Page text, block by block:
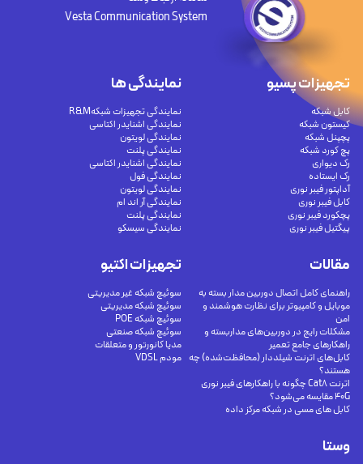
Vesta Communication System
وستا
تجهیزات پسیو
کابل شبکه
کیستون شبکه
پچپنل شبکه
پچ کورد شبکه
رک دیواری
رک ایستاده
آداپتور فیبر نوری
کابل فیبر نوری
پچکورد فیبر نوری
پیگتیل فیبر نوری
تجهیزات اکتیو
سوئیچ شبکه غیر مدیریتی
سوئیچ شبکه مدیریتی
سوئیچ شبکه POE
سوئیچ شبکه صنعتی
مدیا کانورتور و متعلقات
مودم VDSL
نمایندگی ها
نمایندگی تجهیزات شبکهR&M
نمایندگی اشنایدر اکتاسی
نمایندگی لویتون
نمایندگی پلنت
نمایندگی اشنایدر اکتاسی
نمایندگی فول
نمایندگی لویتون
نمایندگی آر اند ام
نمایندگی پلنت
نمایندگی سیسکو
مقالات
راهنمای کامل اتصال دوربین مدار بسته به
موبایل و کامپیوتر برای نظارت هوشمند و
امن
مشکلات رایج در دوربین‌های مداربسته و
راهکارهای جامع تعمیر
کابل‌های اترنت شیلددار (محافظت‌شده) چه
هستند؟
اترنت Cat8 چگونه با راهکارهای فیبر نوری
40G مقایسه می‌شود؟
کابل های مسی در شبکه مرکز داده